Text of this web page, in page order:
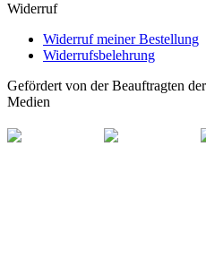
Widerruf
Widerruf meiner Bestellung
Widerrufsbelehrung
Gefördert von der Beauftragten
Medien